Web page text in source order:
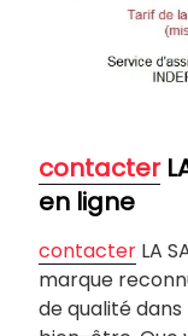
contacter
en ligne
contacter LA
marque
de qualité